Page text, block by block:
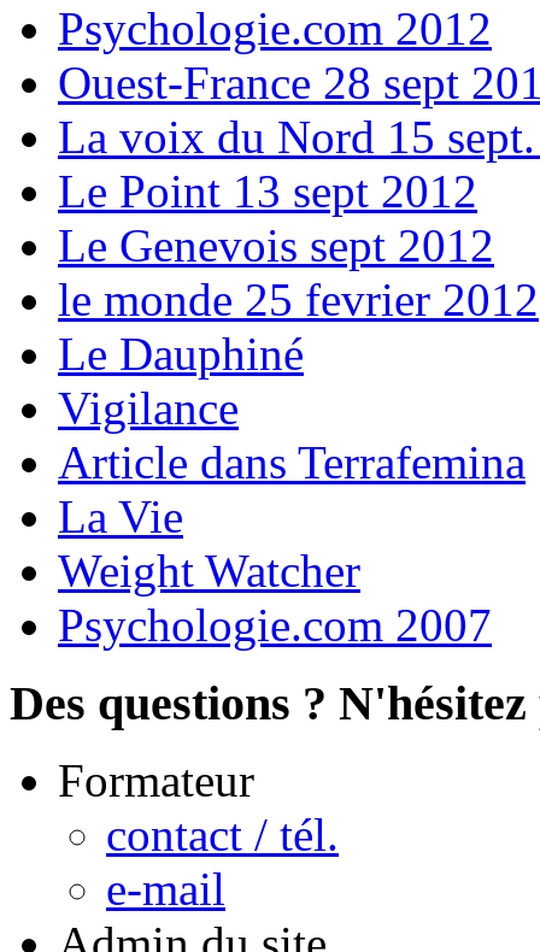
Psychologie.com 2012
Ouest-France 28 sept
La voix du Nord 15
Le Point 13 sept 2012
Le Genevois sept 2012
le monde 25 fevrier 2012
Le Dauphiné
Vigilance
Article dans Terrafemina
La Vie
Weight Watcher
Psychologie.com 2007
Des questions ?
Formateur
contact / tél.
e-mail